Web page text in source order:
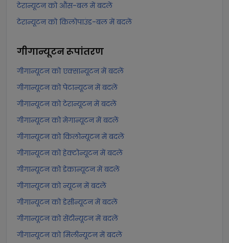
टेरान्यूटन को औंस-बल में बदलें
टेरान्यूटन को किलोपाउंड-बल में बदलें
गीगान्यूटनरूपांतरण
गीगान्यूटन को एक्सान्यूटन में बदलें
गीगान्यूटन को पेटान्यूटन में बदलें
गीगान्यूटन को टेरान्यूटन में बदलें
गीगान्यूटन को मेगान्यूटन में बदलें
गीगान्यूटन को किलोन्यूटन में बदलें
गीगान्यूटन को हेक्टोन्यूटन में बदलें
गीगान्यूटन को डेकान्यूटन में बदलें
गीगान्यूटन को न्यूटन में बदलें
गीगान्यूटन को डेसीन्यूटन में बदलें
गीगान्यूटन को सेंटीन्यूटन में बदलें
गीगान्यूटन को मिलीन्यूटन में बदलें